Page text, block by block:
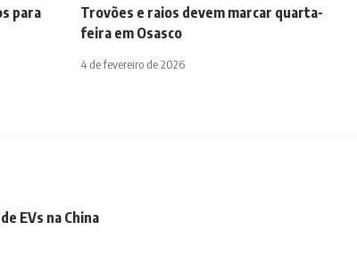
para
Trovões e raios devem marcar quarta-
feira em Osasco
4 de fevereiro de 2026
EVs na China